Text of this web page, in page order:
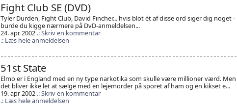
Fight Club SE (DVD)
Tyler Durden, Fight Club, David Fincher... hvis blot ét af disse ord siger dig noget -
burde du kigge nærmere på DvD-anmeldelsen...
24. apr 2002
Skriv en kommentar
Læs hele anmeldelsen
51st State
Elmo er i England med en ny type narkotika som skulle være millioner værd. Men
det bliver ikke let at sælge med en lejemorder på sporet af ham og en kikset e...
19. apr 2002
Skriv en kommentar
Læs hele anmeldelsen